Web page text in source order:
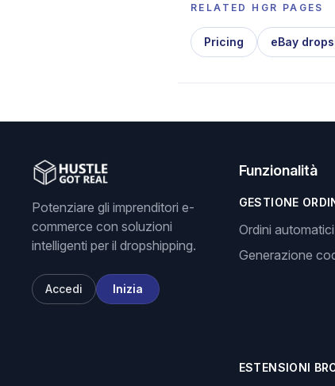
RELATED HGR PAGES
Pricing eBay
Potenziare gli imprenditori e-
commerce con soluzioni
intelligenti per il dropshipping.
Accedi Inizia
Funzionalità
GESTIONE
Ordini automatici
Generazione
ESTENSIONI